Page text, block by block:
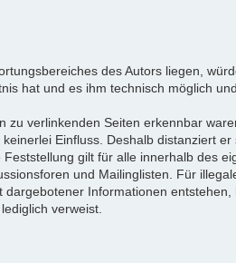
des Autors liegen,
hat und es ihm technisch möglich
verlinkenden Seiten erkennbar
Einfluss. Deshalb distanziert er
gilt für alle innerhalb des
und Mailinglisten. Für
Informationen
verweist.